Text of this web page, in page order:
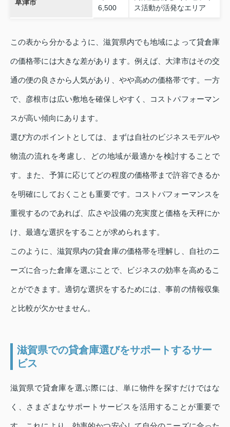
草津市
6,500
ス活動が活発なエリア
この表から分かるように、滋賀県内でも地域によって貸倉庫
の価格帯には大きな差があります。例えば、大津市はその交
通の便の良さから人気があり、やや高めの価格帯です。一方
で、彦根市は広い敷地を確保しやすく、コストパフォーマン
スが高い傾向にあります。
選び方のポイントとしては、まずは自社のビジネスモデルや
物流の流れを考慮し、どの地域が最適かを検討することで
す。また、予算に応じてどの程度の価格帯まで許容できるか
を明確にしておくことも重要です。コストパフォーマンスを
重視するのであれば、広さや設備の充実度と価格を天秤にか
け、最適な選択をすることが求められます。
このように、滋賀県内の貸倉庫の価格帯を理解し、自社のニ
ーズに合った倉庫を選ぶことで、ビジネスの効率を高めるこ
とができます。適切な選択をするためには、事前の情報収集
と比較が欠かせません。
滋賀県での貸倉庫選びをサポートするサー
ビス
滋賀県で貸倉庫を選ぶ際には、単に物件を探すだけではな
く、さまざまなサポートサービスを活用することが重要で